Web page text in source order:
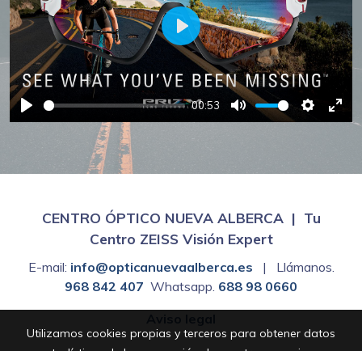
Play
00:53
Mute Settings
Play
CENTRO ÓPTICO NUEVA ALBERCA | Tu
Centro ZEISS Visión Expert
E-mail: info@opticanuevaalberca.es
| Llámanos.
968 842 407 Whatsapp. 688 98 0660
Utilizamos cookies propias y terceros para obtener datos